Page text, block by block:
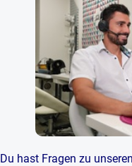
Du hast Fragen zu